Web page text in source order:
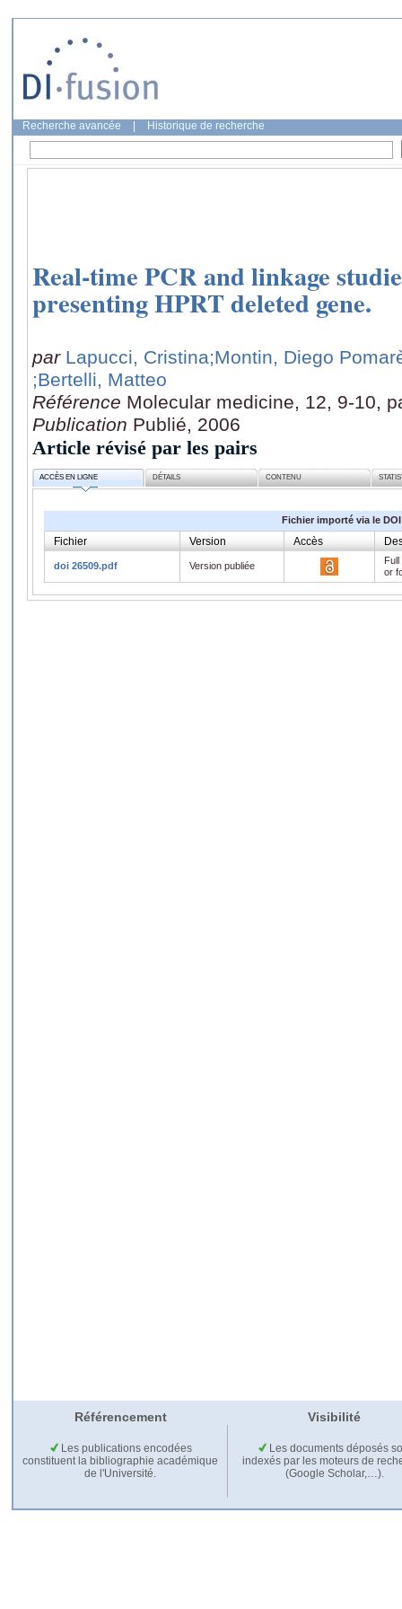
Recherche avancée Historique de recherche
Real-time PCR and linkage
presenting HPRT deleted gene.
par Lapucci, Cristina;Montin, Diego
;Bertelli, Matteo
Référence Molecular medicine, 12, 9-10,
Publication Publié, 2006
Article révisé par les pairs
ACCÈS EN LIGNE DÉTAILS CONTENU
Fichier importé via le DOI
Fichier Version Accès
doi 26509.pdf Version publiée
or
Référencement Visibilité
Les publications encodées
constituent la bibliographie académique
de l'Université.
Les documents déposés
indexés par les moteurs de
(Google Scholar,…).